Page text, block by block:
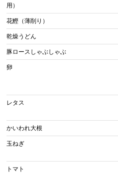
用）
花鰹（薄削り）
乾燥うどん
豚ロースしゃぶしゃぶ
卵
レタス
かいわれ大根
玉ねぎ
トマト